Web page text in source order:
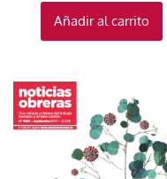
Añadir al carrito